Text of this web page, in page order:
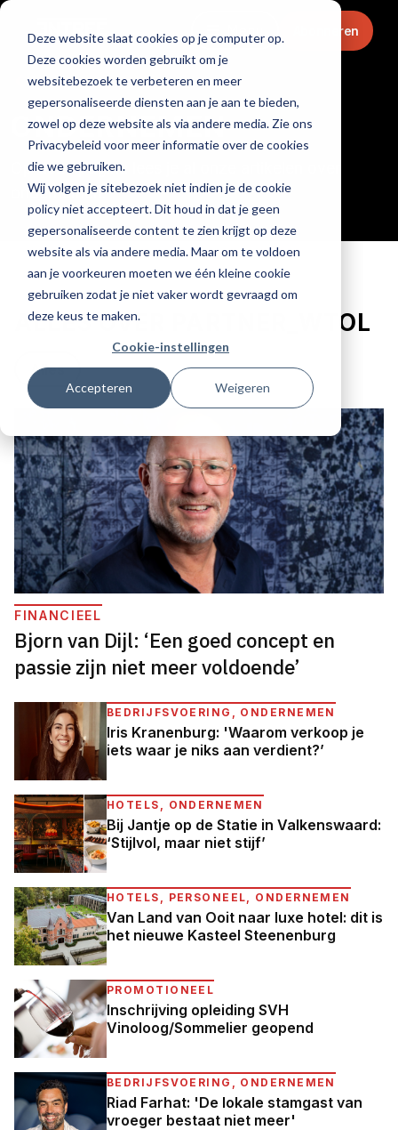
Deze website slaat cookies op je computer op.
Deze cookies worden gebruikt om je
websitebezoek te verbeteren en meer
gepersonaliseerde diensten aan je aan te bieden,
zowel op deze website als via andere media. Zie ons
Privacybeleid voor meer informatie over de cookies
die we gebruiken.
Wij volgen je sitebezoek niet indien je de cookie
policy niet accepteert. Dit houd in dat je geen
gepersonaliseerde content te zien krijgt op deze
website als via andere media. Maar om te voldoen
aan je voorkeuren moeten we één kleine cookie
gebruiken zodat je niet vaker wordt gevraagd om
deze keus te maken.
Cookie-instellingen
Accepteren Weigeren
Menu Abonneren
Home
ONDERNEMEN
Op deze pagina lees je al onze artikelen over
ondernemen.
ALLES OVER PARTNER_WTOL
Alles
FINANCIEEL
Bjorn van Dijl: ‘Een goed concept en
passie zijn niet meer voldoende’
BEDRIJFSVOERING, ONDERNEMEN
Iris Kranenburg: 'Waarom verkoop je
iets waar je niks aan verdient?’
HOTELS, ONDERNEMEN
Bij Jantje op de Statie in Valkenswaard:
‘Stijlvol, maar niet stijf’
HOTELS, PERSONEEL, ONDERNEMEN
Van Land van Ooit naar luxe hotel: dit is
het nieuwe Kasteel Steenenburg
PROMOTIONEEL
Inschrijving opleiding SVH
Vinoloog/Sommelier geopend
BEDRIJFSVOERING, ONDERNEMEN
Riad Farhat: 'De lokale stamgast van
vroeger bestaat niet meer'